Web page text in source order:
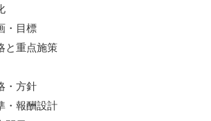
・目標
と重点施策
・方針
・報酬設計